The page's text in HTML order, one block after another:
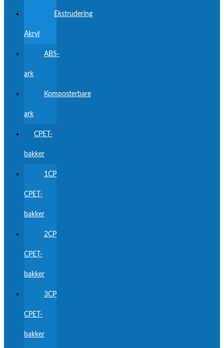
Ekstrudering
Akryl
ABS-
ark
Komposterbare
ark
CPET-
bakker
1CP
CPET-
bakker
2CP
CPET-
bakker
3CP
CPET-
bakker